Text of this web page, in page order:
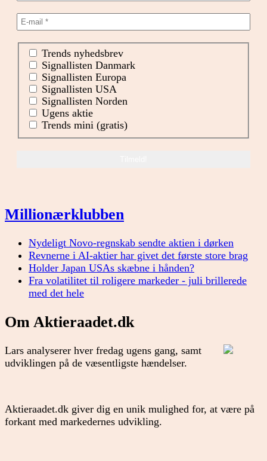
Trends nyhedsbrev
Signallisten Danmark
Signallisten Europa
Signallisten USA
Signallisten Norden
Ugens aktie
Trends mini (gratis)
Millionærklubben
Nydeligt Novo-regnskab sendte aktien i dørken
Revnerne i AI-aktier har givet det første store brag
Holder Japan USAs skæbne i hånden?
Fra volatilitet til roligere markeder - juli brillerede
med det hele
Om Aktieraadet.dk
Lars analyserer hver fredag ugens gang, samt
udviklingen på de væsentligste hændelser.
Aktieraadet.dk giver dig en unik mulighed for, at være på
forkant med markedernes udvikling.